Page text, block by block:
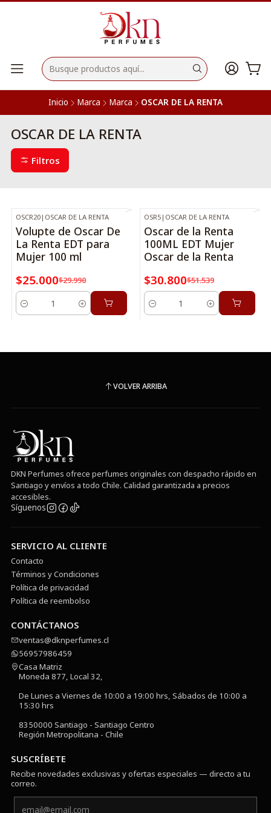
Inicio Marca Marca OSCAR DE LA RENTA
OSCAR DE LA RENTA
Filtros
-17%OFF
OSCR20 | OSCAR DE LA RENTA
Volupte de Oscar De
La Renta EDT para
Mujer 100 ml
$25.000$29.990
Cantidad
-40%OFF
OSR5 | OSCAR DE LA RENTA
Oscar de la Renta
100ML EDT Mujer
Oscar de la Renta
$30.800$51.539
Cantidad
VOLVER ARRIBA
DKN Perfumes ofrece perfumes originales con despacho rápido en
Santiago y envíos a todo Chile. Calidad garantizada a precios
accesibles.
Síguenos
SERVICIO AL CLIENTE
Contacto
Términos y Condiciones
Política de privacidad
Política de reembolso
CONTÁCTANOS
ventas@dknperfumes.cl
56957986459
Casa Matriz
Moneda 877, Local 32,
De Lunes a Viernes de 10:00 a 19:00 hrs, Sábados de 10:00 a
15:30 hrs
8350000 Santiago - Santiago Centro
Región Metropolitana - Chile
SUSCRÍBETE
Recibe novedades exclusivas y ofertas especiales — directo a tu
correo.